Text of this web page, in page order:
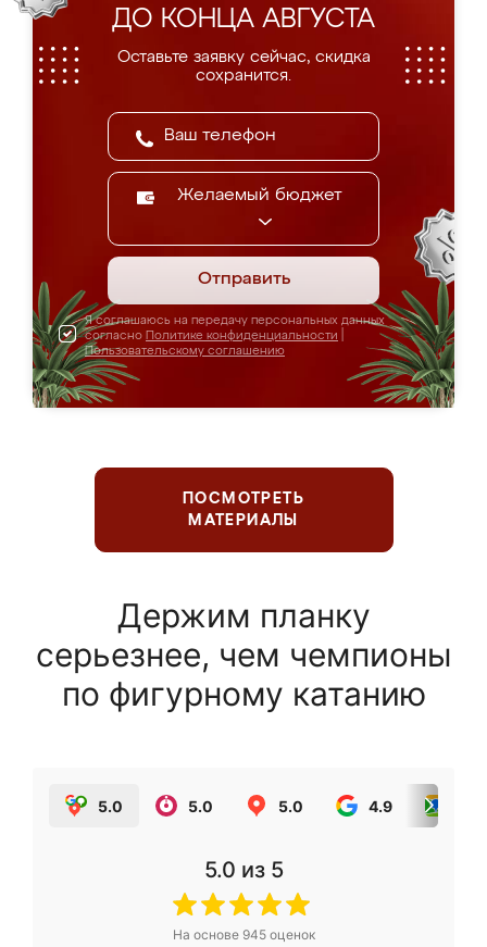
ДО КОНЦА АВГУСТА
Оставьте заявку сейчас, скидка
сохранится.
Желаемый бюджет
Отправить
Я соглашаюсь на передачу персональных данных
согласно Политике конфиденциальности
Пользовательскому соглашению
ПОСМОТРЕТЬ
МАТЕРИАЛЫ
Держим планку
серьезнее, чем чемпионы
по фигурному катанию
5.0 5.0 5.0 4.9
5.0 из 5
На основе 945оценок